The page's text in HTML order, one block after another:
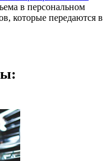
в персональном
которые передаются в